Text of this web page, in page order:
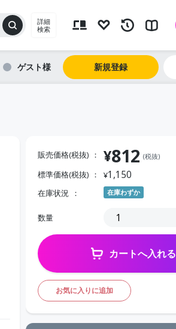
詳細
検索
ゲスト 新規登録
販売価格(税抜) ¥812 (税抜)
標準価格(税抜) ¥1,150
在庫状況 在庫わずか
数量
カートへ入れる
お気に入りに追加